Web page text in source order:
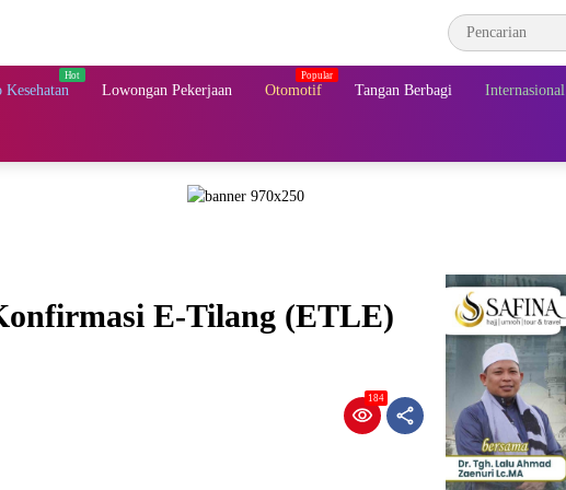
Kesehatan Lowongan Pekerjaan Otomotif Tangan Berbagi Internasional
E-Tilang (ETLE)
184